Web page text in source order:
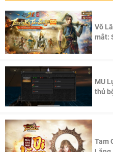
Võ
mắt:
MU
thủ
Tam